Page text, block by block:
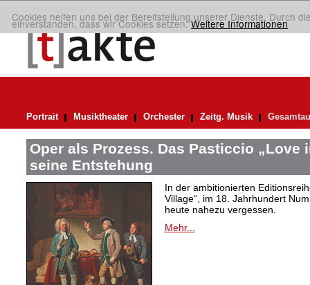
Cookies helfen uns bei der Bereitstellung unserer Dienste. Durch
einverstanden, dass wir Cookies setzen.Weitere Informationen
Portrait Musiktheater Orchester Zeitg. Musik
Oper als Prozess. Das Pasticcio „Love
seine Entstehung
In der ambitionierten
Village“, im 18. Jahrhundert
heute nahezu vergessen.
Mehr...